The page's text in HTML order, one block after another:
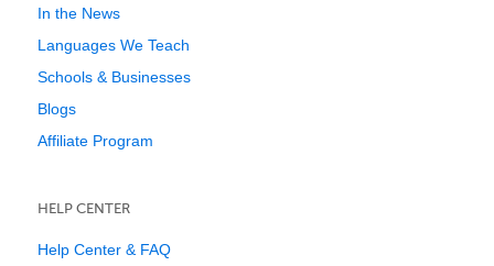
In the News
Languages We Teach
Schools & Businesses
Blogs
Affiliate Program
HELP CENTER
Help Center & FAQ